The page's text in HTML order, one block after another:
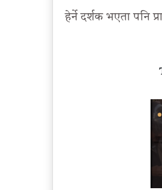
हेर्ने दर्शक भएता पनि